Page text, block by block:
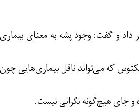
داد و گفت: وجود پشه به معنای بیماری
که می‌تواند ناقل بیماری‌هایی چون
و جای هیچ‌گونه نگرانی نیست.